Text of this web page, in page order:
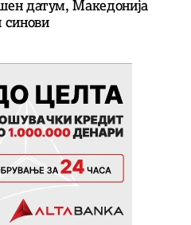
датум, Македонија
синови